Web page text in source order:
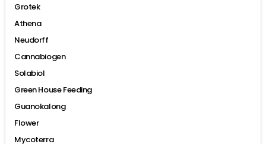
Grotek
Athena
Neudorff
Cannabiogen
Solabiol
Green House Feeding
Guanokalong
Flower
Mycoterra